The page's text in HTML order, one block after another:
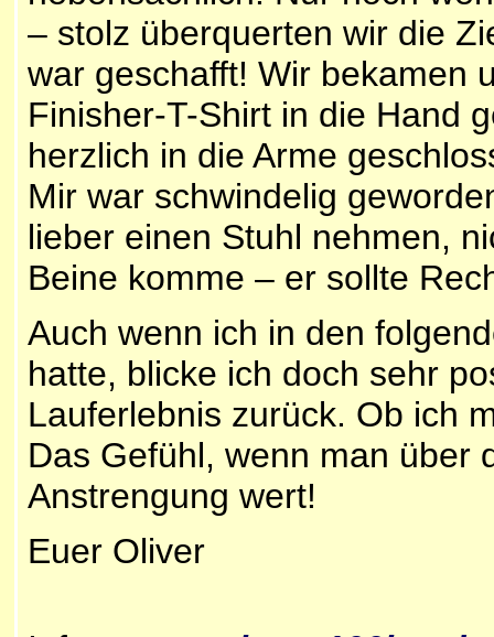
– stolz überquerten wir die
war geschafft! Wir bekamen
Finisher-T-Shirt in die Hand
herzlich in die Arme
Mir war schwindelig
lieber einen Stuhl nehmen,
Beine komme – er sollte
Auch wenn ich in den
hatte, blicke ich doch sehr
Lauferlebnis zurück. Ob ich
Das Gefühl, wenn man über
Anstrengung wert!
Euer Oliver